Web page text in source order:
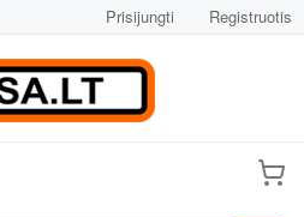
Prisijungti Registruotis